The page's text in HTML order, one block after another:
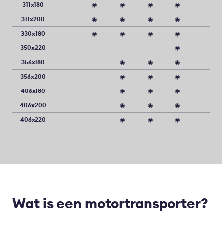
311x180
◉ ◉ ◉
◉
311x200
◉ ◉ ◉
◉
330x180
◉ ◉ ◉
◉
350x220
◉
356x180
◉ ◉
◉
356x200
◉ ◉
◉
406x180
◉ ◉
◉
406x200
◉ ◉
◉
406x220
◉ ◉ ◉
Wat is een motortransporter?